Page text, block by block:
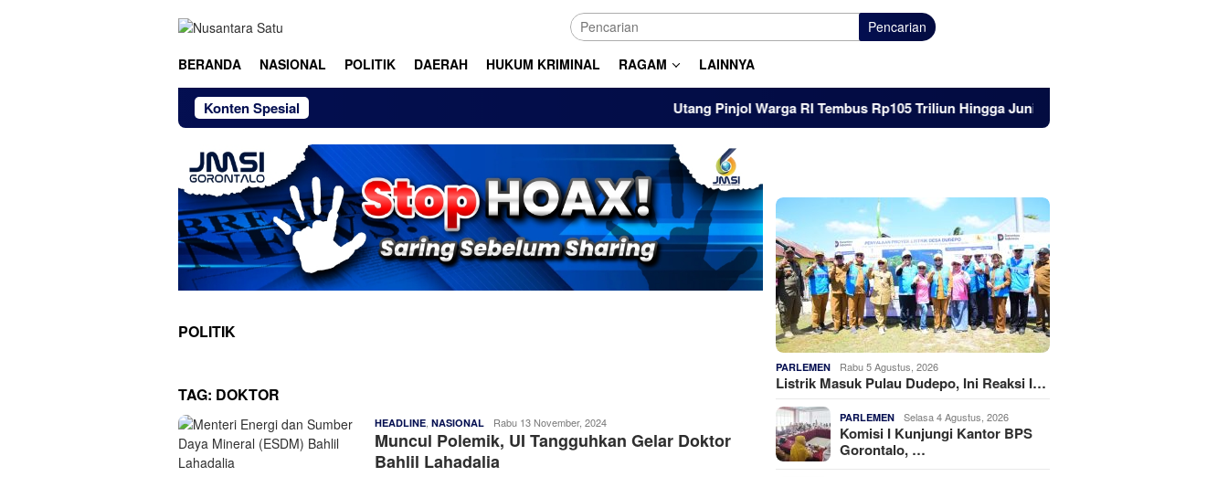
Pencarian
BERANDA NASIONAL POLITIK DAERAH HUKUM KRIMINAL RAGAM LAINNYA
Konten Spesial Utang Pinjol Warga RI Tembus Rp105 Triliun Hingga Juni 2026
POLITIK
TAG: DOKTOR
HEADLINE NASIONAL Admin
Nusantara
Rabu 13 November, 2024
Muncul Polemik, UI Tangguhkan Gelar Doktor
Bahlil Lahadalia
PARLEMEN Rabu 5 Agustus, 2026
Listrik Masuk Pulau Dudepo, Ini Reaksi I…
PARLEMEN Selasa 4 Agustus, 2026
Komisi I Kunjungi Kantor BPS
Gorontalo, …